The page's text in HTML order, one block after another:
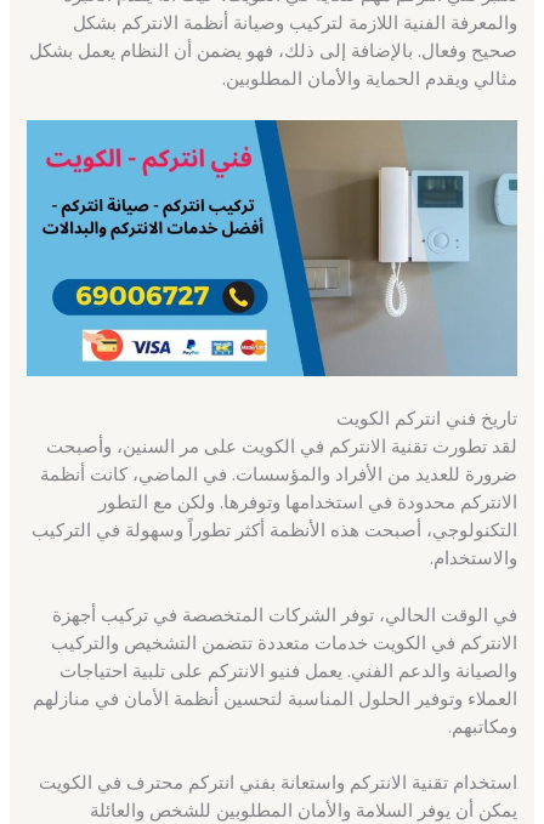
والمعرفة الفنية اللازمة لتركيب وصيانة أنظمة الانتركم بشكل
صحيح وفعال. بالإضافة إلى ذلك، فهو يضمن أن النظام يعمل بشكل
مثالي ويقدم الحماية والأمان المطلوبين.
تاريخ فني انتركم الكويت
لقد تطورت تقنية الانتركم في الكويت على مر السنين، وأصبحت
ضرورة للعديد من الأفراد والمؤسسات. في الماضي، كانت أنظمة
الانتركم محدودة في استخدامها وتوفرها. ولكن مع التطور
التكنولوجي، أصبحت هذه الأنظمة أكثر تطوراً وسهولة في التركيب
والاستخدام.
في الوقت الحالي، توفر الشركات المتخصصة في تركيب أجهزة
الانتركم في الكويت خدمات متعددة تتضمن التشخيص والتركيب
والصيانة والدعم الفني. يعمل فنيو الانتركم على تلبية احتياجات
العملاء وتوفير الحلول المناسبة لتحسين أنظمة الأمان في منازلهم
ومكاتبهم.
استخدام تقنية الانتركم واستعانة بفني انتركم محترف في الكويت
يمكن أن يوفر السلامة والأمان المطلوبين للشخص والعائلة